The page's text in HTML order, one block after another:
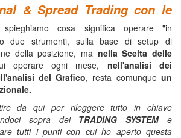
& Spread Trading con le
spieghiamo cosa significa operare "in
due strumenti, sulla base di setup di
della posizione, ma nella Scelta delle
operare ogni mese, nell'analisi dei
del Grafico, resta comunqueun
da qui per rileggere tutto in chiave
sopra dei TRADING SYSTEMe
tutti i punti con cui ho aperto questa